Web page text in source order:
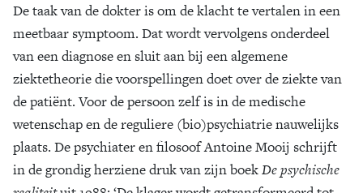
De taak van de dokter is om de klacht te vertalen in een
meetbaar symptoom. Dat wordt vervolgens onderdeel
van een diagnose en sluit aan bij een algemene
ziektetheorie die voorspellingen doet over de ziekte van
de patiënt. Voor de persoon zelf is in de medische
wetenschap en de reguliere (bio)psychiatrie nauwelijks
plaats. De psychiater en filosoof Antoine Mooij schrijft
in de grondig herziene druk van zijn boekDe psychische